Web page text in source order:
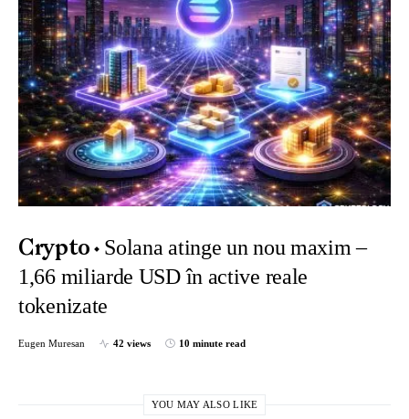
Crypto
Solana atinge un nou maxim –
1,66 miliarde USD în active reale
tokenizate
Eugen Muresan 42 views 10 minute read
YOU MAY ALSO LIKE